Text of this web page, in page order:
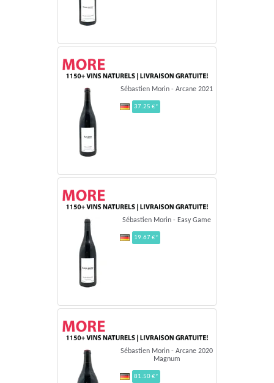
Sébastien Morin - Arcane 2021
37.25 €*
Sébastien Morin - Easy Game
19.67 €*
Sébastien Morin - Arcane 2020
Magnum
81.50 €*